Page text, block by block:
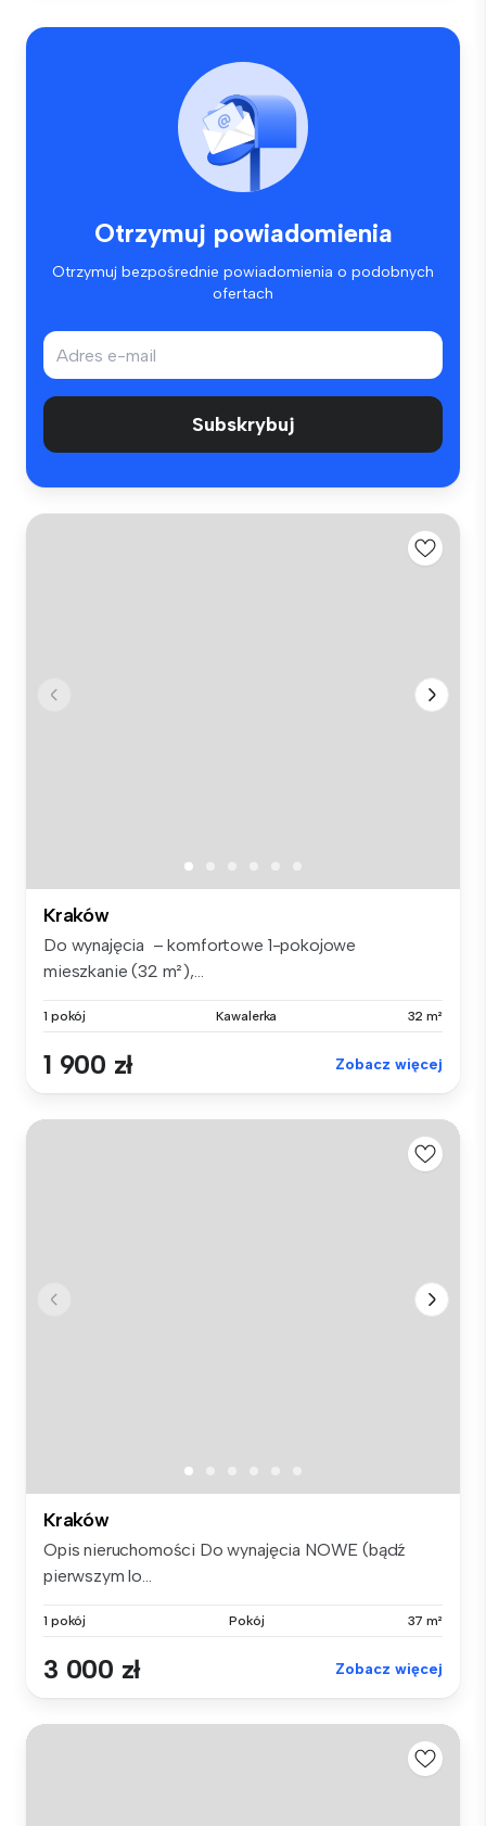
Otrzymuj powiadomienia
Otrzymuj bezpośrednie powiadomienia o podobnych
ofertach
Subskrybuj
Kraków
Do wynajęcia – komfortowe 1-pokojowe
mieszkanie (32 m²),...
1 pokój Kawalerka 32 m²
1 900 zł Zobacz więcej
Kraków
Opis nieruchomości Do wynajęcia NOWE (bądź
pierwszym lo...
1 pokój Pokój 37 m²
3 000 zł Zobacz więcej